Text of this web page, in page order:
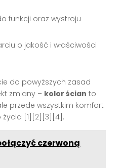
funkcji oraz wystroju
o jakość i właściwości
do powyższych zasad
zmiany – kolor ścian to
przede wszystkim komfort
[1][2][3][4].
czerwoną